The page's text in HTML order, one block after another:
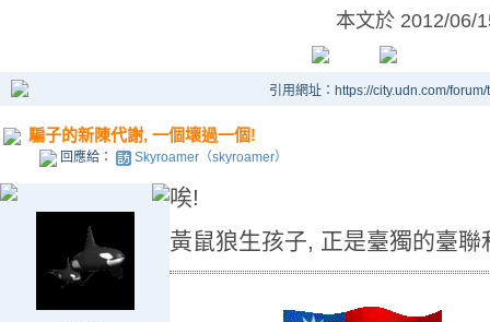
本文於 2012/06/
引用網址：https://city.udn.com/
騙子的新陳代謝, 一個壞過一個!
回應給： Skyroamer（skyroamer）
唉!
黃鼠狼生孩子, 正是臺獨的臺